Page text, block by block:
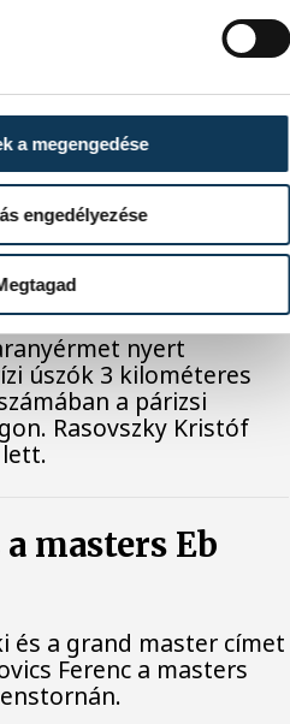
a megengedése
engedélyezése
Európa-
es kieséses
nyert
úszók 3 kilométeres
a párizsi
Rasovszky Kristóf
masters Eb
és a grand master címet
Ferenc a masters